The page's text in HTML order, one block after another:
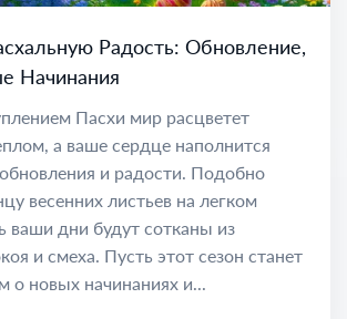
Радость: Обновление,
Начинания
Пасхи мир расцветет
а ваше сердце наполнится
и радости. Подобно
весенних листьев на легком
ваши дни будут сотканы из
и смеха. Пусть этот сезон станет
о новых начинаниях и...